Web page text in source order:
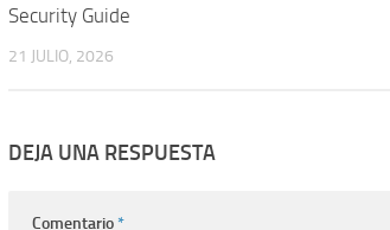
Security Guide
21 JULIO, 2026
DEJA UNA RESPUESTA
Comentario*